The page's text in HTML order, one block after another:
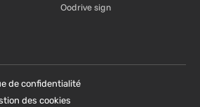
Oodrive sign
de confidentialité
des cookies